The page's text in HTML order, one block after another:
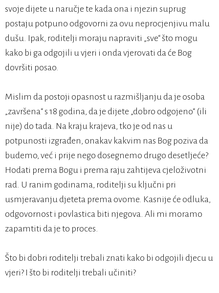
svoje dijete u naručje te kada ona i njezin suprug
postaju potpuno odgovorni za ovu neprocjenjivu malu
dušu. Ipak, roditelji moraju napraviti „sve“ što mogu
kako bi ga odgojili u vjeri i onda vjerovati da će Bog
dovršiti posao.
Mislim da postoji opasnost u razmišljanju da je osoba
„završena“ s 18 godina, da je dijete „dobro odgojeno“ (ili
nije) do tada. Na kraju krajeva, tko je od nas u
potpunosti izgrađen, onakav kakvim nas Bog poziva da
budemo, već i prije nego dosegnemo drugo desetljeće?
Hodati prema Bogu i prema raju zahtijeva cjeloživotni
rad. U ranim godinama, roditelji su ključni pri
usmjeravanju djeteta prema ovome. Kasnije će odluka,
odgovornost i povlastica biti njegova. Ali mi moramo
zapamtiti da je to proces.
Što bi dobri roditelji trebali znati kako bi odgojili djecu u
vjeri? I što bi roditelji trebali učiniti?